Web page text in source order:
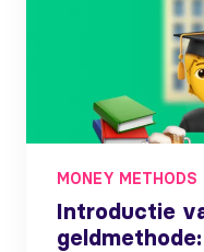
MONEY METHODS
Introductie